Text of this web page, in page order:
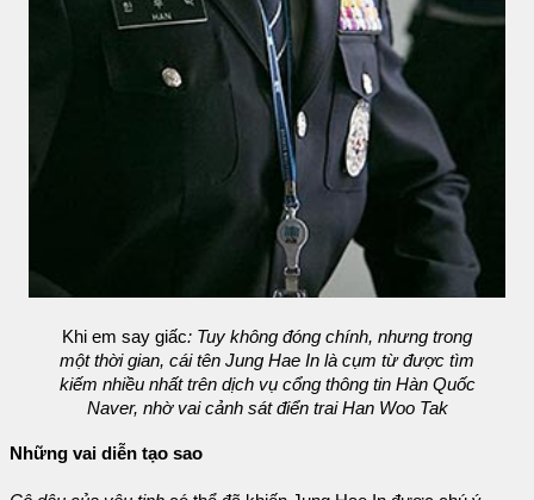
Khi em say giấc: Tuy không đóng chính, nhưng trong
một thời gian, cái tên Jung Hae In là cụm từ được tìm
kiếm nhiều nhất trên dịch vụ cổng thông tin Hàn Quốc
Naver, nhờ vai cảnh sát điển trai Han Woo Tak
Những vai diễn tạo sao